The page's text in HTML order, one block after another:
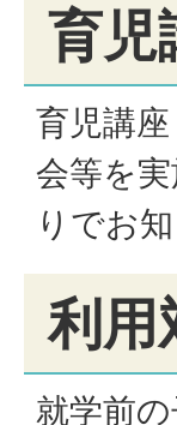
育児
育児講
会等を
りでお
利用
就学前